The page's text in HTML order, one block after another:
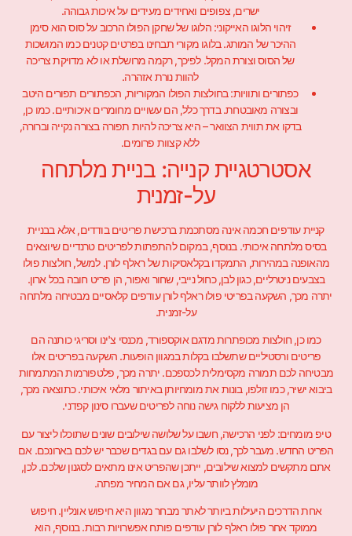
ישרים, צפופים ואחידים מעידים על איכות גבוהה.
זיהוי הלוגו האייקוני: הלוגו של שחקן הפולו הרכוב על סוס הוא סימן
ההיכר של המותג. בלוגו מקורי תבחינו בפרטים קטנים כמו המושכות
של הסוס וצורת המקל. לפיכך, רקמה מרושלת או לא מדויקת צריכה
להוות נורת אזהרה.
כפתורים ותוויות: בחולצות הפולו המקוריות, הכפתורים תפורים היטב
ובצורה מאובטחת. בדרך כלל, הם עשויים מחומרים איכותיים. כמו כן,
בדקו את תווית הצוואר – היא צריכה להיות תפורה בצורה נקייה וברורה,
ללא קצוות פרומים.
אסטרטגיית קנייה: בניית מלתחה
על-זמנית
קניית עודפים חכמה אינה מסתכמת ברכישת פריטים בודדים, אלא בבניית
בסיס מלתחה איכותי. בנוסף, במקום להתפתות לפריטים טרנדיים שיוצאים
מהאופנה במהירות, התמקדו בקלאסיקות של ראלף לורן. למשל, חולצות פולו
בצבעים ניטרליים, כגון לבן, כחול נייבי, שחור ואפור, הן פריט חובה בכל ארון.
יתרה מכך, השקעה בפריטי פולו ראלף לורן עודפים קלאסיים מבטיחה מלתחה
על-זמנית.
כמו כן, חולצות מכופתרות מדגם אוקספורד, מכנסי צ'ינו וסריגי כותנה הם
פריטים ורסטיליים שתשלבו בקלות במגוון הופעות. השקעה בפריטים אלו
מבטיחה לכם תמורה מקסימלית לכספכם. יתרה מכך, פלטפורמות המתמחות
ביבוא ישיר, כמו זולפו, בונות את מומחיותן באיתור מלאי איכותי. כתוצאה מכך,
הן מציעות ללקוח גישה נוחה לפריטים שעברו סינון קפדני.
טיפ מומחים: לפני הרכישה, חשבו על שלושה שילובים שונים שתוכלו ליצור עם
הפריט החדש. מעבר לכך, נסו לשלבו גם עם בגדים שכבר יש לכם בארונכם. אם
אתם מתקשים למצוא שילובים, ייתכן שהפריט אינו מתאים לסגנון שלכם. לכן,
מומלץ לוותר עליו, גם אם המחיר מפתה.
אחת הדרכים היעילות ביותר לאתר מבחר מגוון היא חיפוש אונליין. חיפוש
ממוקד אחר פולו ראלף לורן עודפים פותח אפשרויות רבות. בנוסף, הוא